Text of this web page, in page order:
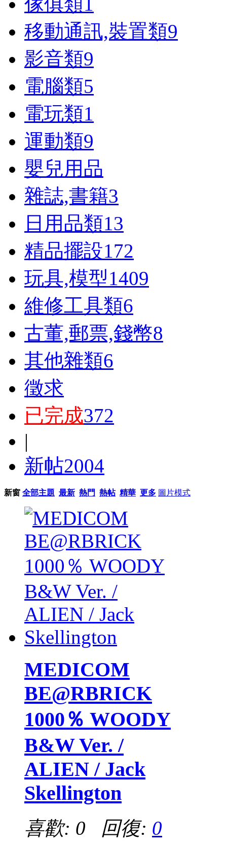
移動通訊,裝置類9
影音類9
電腦類5
電玩類1
運動類9
嬰兒用品
雜誌,書籍3
日用品類13
精品擺設172
玩具,模型1409
維修工具類6
古董,郵票,錢幣8
其他雜類6
徵求
已完成372
|
新帖2004
新窗 全部主題 最新 熱門 熱帖 精華 更多 圖片模式
MEDICOM
BE@RBRICK
1000％ WOODY
B&W Ver. /
ALIEN / Jack
Skellington
喜歡: 0 回復: 0